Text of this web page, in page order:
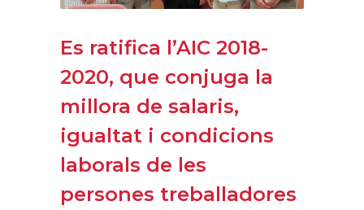
Es ratifica l’AIC 2018-
2020, que conjuga la
millora de salaris,
igualtat i condicions
laborals de les
persones treballadores